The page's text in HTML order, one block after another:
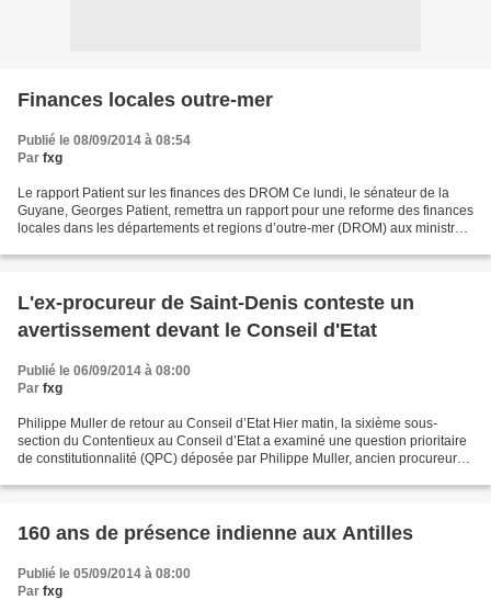
Finances locales outre-mer
Publié le 08/09/2014 à 08:54
Par fxg
Le rapport Patient sur les finances des DROM Ce lundi, le sénateur de la
Guyane, Georges Patient, remettra un rapport pour une reforme des finances
locales dans les départements et regions d’outre-mer (DROM) aux ministres
L'ex-procureur de Saint-Denis conteste un
avertissement devant le Conseil d'Etat
Publié le 06/09/2014 à 08:00
Par fxg
Philippe Muller de retour au Conseil d’Etat Hier matin, la sixième sous-
section du Contentieux au Conseil d’Etat a examiné une question prioritaire
de constitutionnalité (QPC) déposée par Philippe Muller, ancien procureur
160 ans de présence indienne aux Antilles
Publié le 05/09/2014 à 08:00
Par fxg